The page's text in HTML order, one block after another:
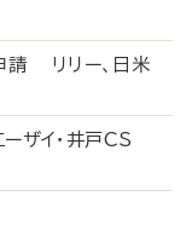
請 リリー、日米
ザイ・井戸CS